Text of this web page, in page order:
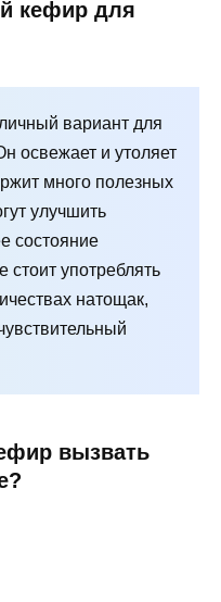
кефир для
вариант для
освежает и утоляет
много полезных
улучшить
состояние
стоит употреблять
натощак,
вызвать